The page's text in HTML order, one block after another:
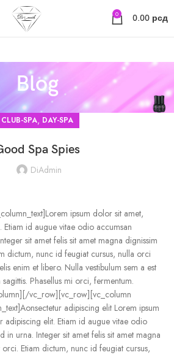
0 0.00 рсд
Blog
CLUB-SPA, DAY-SPA
Spa Spies
DiAdmin
ipsum dolor sit amet,
Etiam id augue vitae odio accumsan
sit amet felis sit amet magna dignissim
dictum, nunc id feugiat cursus, nulla orci
enim et libero. Nulla vestibulum sem a est
Phasellus mi orci, fermentum.
vc_row][vc_row][vc_column
adipiscing elit Lorem ipsum
adipiscing elit. Etiam id augue vitae odio
in urna. Integer sit amet felis sit amet magna
Etiam dictum, nunc id feugiat cursus,